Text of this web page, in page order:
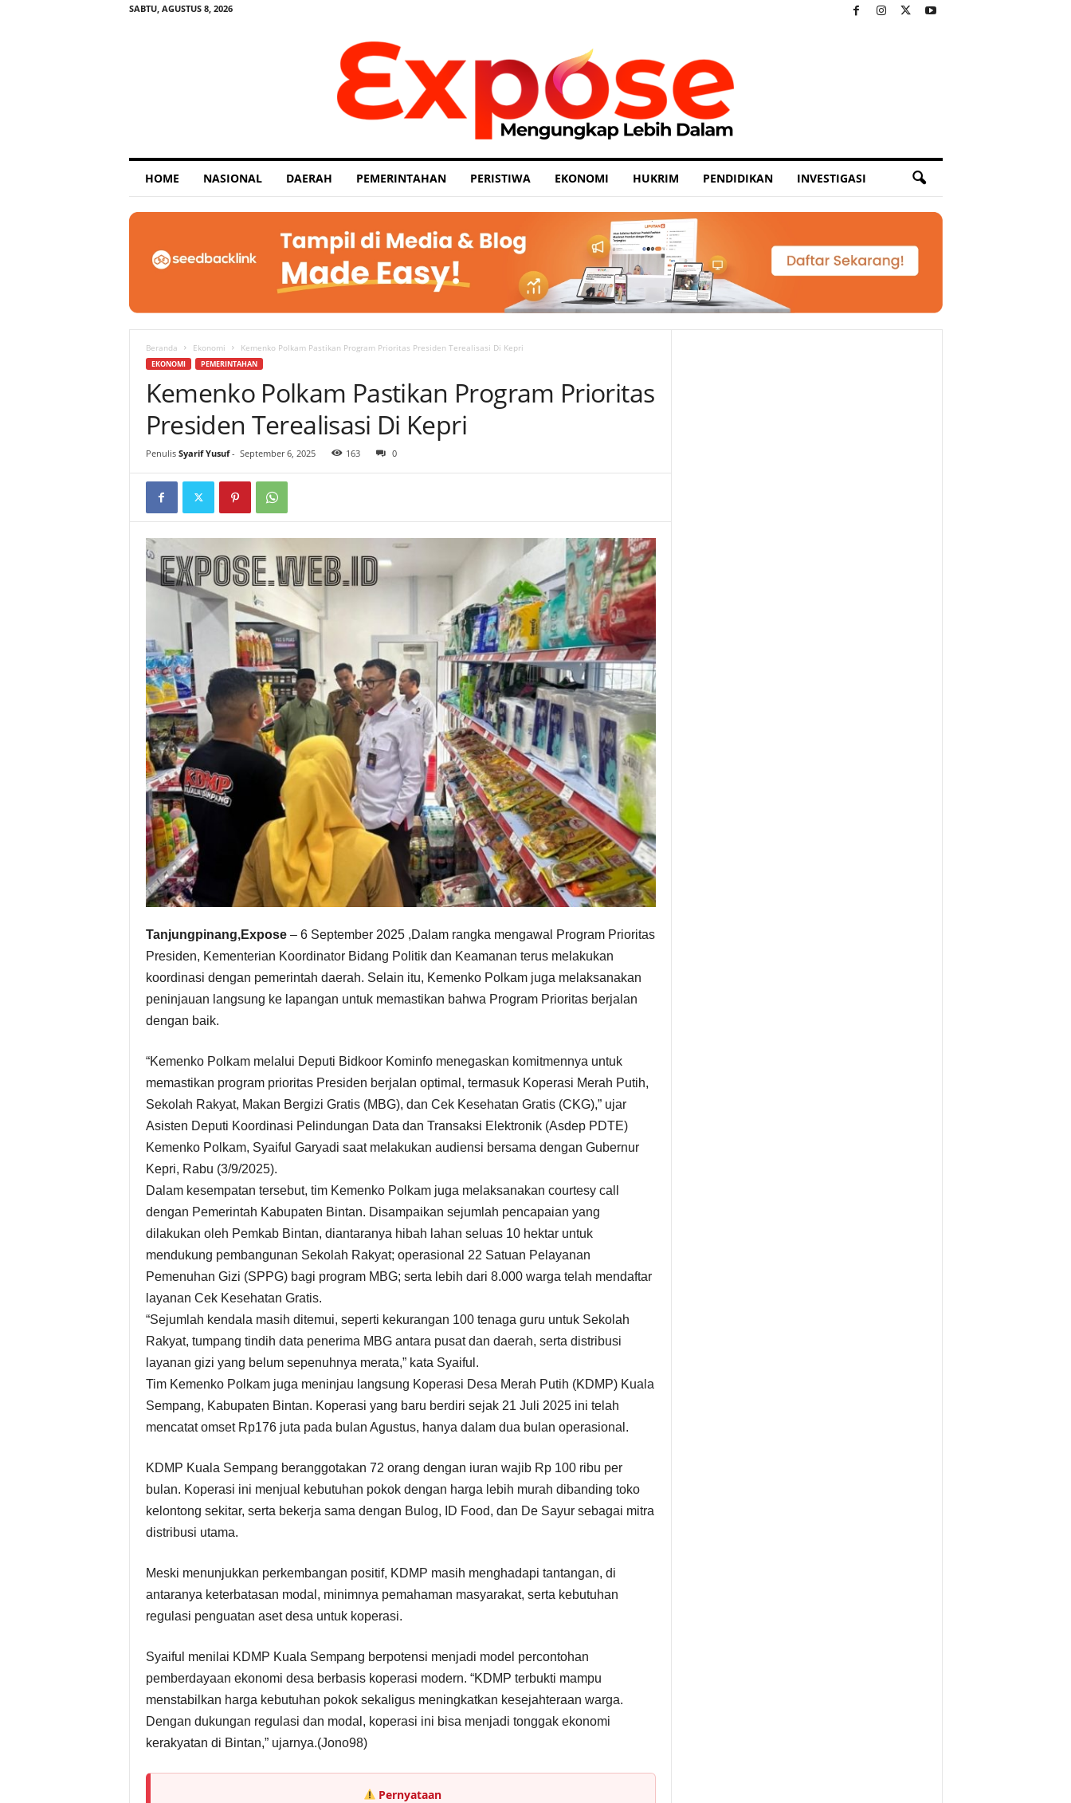
SABTU, AGUSTUS 8, 2026
p
o
HOME NASIONAL DAERAH PEMERINTAHAN PERISTIWA EKONOMI HUKRIM PENDIDIKAN INVESTIGASI
Beranda Ekonomi Kemenko Polkam Pastikan Program Prioritas Presiden Terealisasi Di Kepri
EKONOMI PEMERINTAHAN
Kemenko Polkam Pastikan Program Prioritas
Presiden Terealisasi Di Kepri
Penulis Syarif Yusuf- September 6, 2025 163 0
Tanjungpinang,Expose – 6 September 2025 ,Dalam rangka mengawal Program Prioritas
Presiden, Kementerian Koordinator Bidang Politik dan Keamanan terus melakukan
koordinasi dengan pemerintah daerah. Selain itu, Kemenko Polkam juga melaksanakan
peninjauan langsung ke lapangan untuk memastikan bahwa Program Prioritas berjalan
dengan baik.
“Kemenko Polkam melalui Deputi Bidkoor Kominfo menegaskan komitmennya untuk
memastikan program prioritas Presiden berjalan optimal, termasuk Koperasi Merah Putih,
Sekolah Rakyat, Makan Bergizi Gratis (MBG), dan Cek Kesehatan Gratis (CKG),” ujar
Asisten Deputi Koordinasi Pelindungan Data dan Transaksi Elektronik (Asdep PDTE)
Kemenko Polkam, Syaiful Garyadi saat melakukan audiensi bersama dengan Gubernur
Kepri, Rabu (3/9/2025).
Dalam kesempatan tersebut, tim Kemenko Polkam juga melaksanakan courtesy call
dengan Pemerintah Kabupaten Bintan. Disampaikan sejumlah pencapaian yang
dilakukan oleh Pemkab Bintan, diantaranya hibah lahan seluas 10 hektar untuk
mendukung pembangunan Sekolah Rakyat; operasional 22 Satuan Pelayanan
Pemenuhan Gizi (SPPG) bagi program MBG; serta lebih dari 8.000 warga telah mendaftar
layanan Cek Kesehatan Gratis.
“Sejumlah kendala masih ditemui, seperti kekurangan 100 tenaga guru untuk Sekolah
Rakyat, tumpang tindih data penerima MBG antara pusat dan daerah, serta distribusi
layanan gizi yang belum sepenuhnya merata,” kata Syaiful.
Tim Kemenko Polkam juga meninjau langsung Koperasi Desa Merah Putih (KDMP) Kuala
Sempang, Kabupaten Bintan. Koperasi yang baru berdiri sejak 21 Juli 2025 ini telah
mencatat omset Rp176 juta pada bulan Agustus, hanya dalam dua bulan operasional.
KDMP Kuala Sempang beranggotakan 72 orang dengan iuran wajib Rp 100 ribu per
bulan. Koperasi ini menjual kebutuhan pokok dengan harga lebih murah dibanding toko
kelontong sekitar, serta bekerja sama dengan Bulog, ID Food, dan De Sayur sebagai mitra
distribusi utama.
Meski menunjukkan perkembangan positif, KDMP masih menghadapi tantangan, di
antaranya keterbatasan modal, minimnya pemahaman masyarakat, serta kebutuhan
regulasi penguatan aset desa untuk koperasi.
Syaiful menilai KDMP Kuala Sempang berpotensi menjadi model percontohan
pemberdayaan ekonomi desa berbasis koperasi modern. “KDMP terbukti mampu
menstabilkan harga kebutuhan pokok sekaligus meningkatkan kesejahteraan warga.
Dengan dukungan regulasi dan modal, koperasi ini bisa menjadi tonggak ekonomi
kerakyatan di Bintan,” ujarnya.(Jono98)
Pernyataan